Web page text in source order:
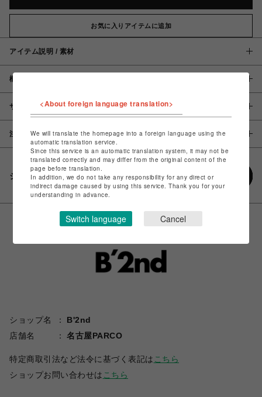
お気に入りアイテムに追加
アイテム説明 / 素材
概要
サイズ
注意事項
シェアする
ショップ名
B'2nd
店舗名
名古屋PARCO
特定商取引法など法令に基づく表記は こちら
ショップお問い合わせは こちら
<About foreign language translation>
We will translate the homepage into a foreign language using the
automatic translation service.
Since this service is an automatic translation system, it may not be
translated correctly and may differ from the original content of the
page before translation.
In addition, we do not take any responsibility for any direct or
indirect damage caused by using this service. Thank you for your
understanding in advance.
Switch language Cancel